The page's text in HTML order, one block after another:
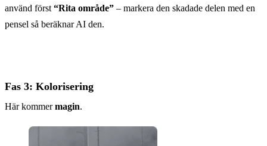
använd först “Rita område” – markera den skadade delen med en
pensel så beräknar AI den.
Fas 3: Kolorisering
Här kommermagin.